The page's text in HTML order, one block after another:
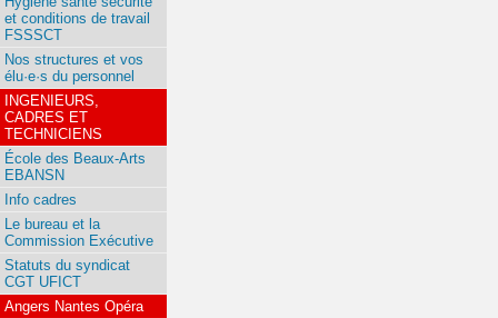
et conditions de travail
FSSSCT
Nos structures et vos
élu·e·s du personnel
INGENIEURS,
CADRES ET
TECHNICIENS
École des Beaux-Arts
EBANSN
Info cadres
Le bureau et la
Commission Exécutive
Statuts du syndicat
CGT UFICT
Angers Nantes Opéra